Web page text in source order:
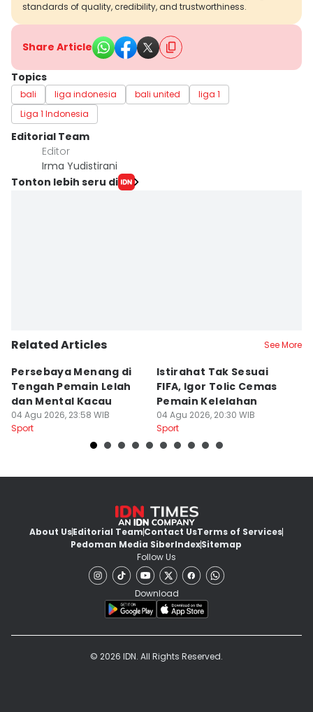
standards of quality, credibility, and trustworthiness.
Share Article
Topics
bali liga indonesia bali united
liga 1
Liga 1 Indonesia
Editorial Team
Editor
Irma Yudistirani
Tonton lebih seru di
Related Articles See More
Persebaya Menang di
Tengah Pemain Lelah
dan Mental Kacau
04 Agu 2026, 23:58 WIB
Sport
Istirahat Tak Sesuai
FIFA, Igor Tolic Cemas
Pemain Kelelahan
04 Agu 2026, 20:30 WIB
Sport
About UsEditorial TeamContact UsTerms of Services
Pedoman Media SiberIndexSitemap
Follow Us
Download
© 2026 IDN. All Rights Reserved.